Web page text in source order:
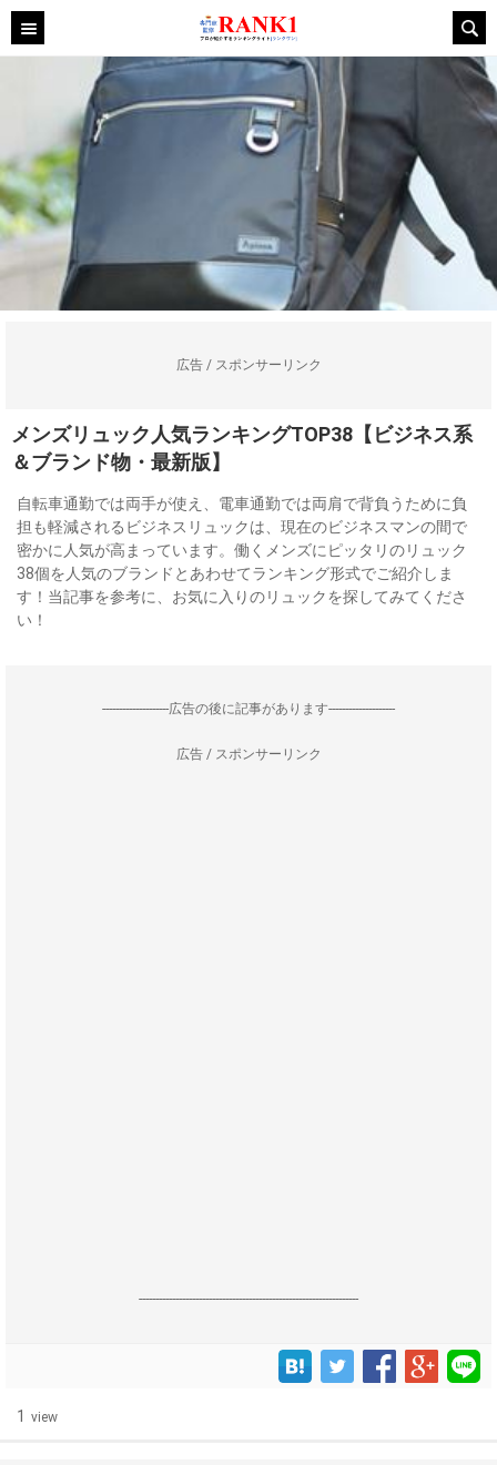
広告 / スポンサーリンク
メンズリュック人気ランキングTOP38【ビジネス系
＆ブランド物・最新版】
自転車通勤では両手が使え、電車通勤では両肩で背負うために負
担も軽減されるビジネスリュックは、現在のビジネスマンの間で
密かに人気が高まっています。働くメンズにピッタリのリュック
38個を人気のブランドとあわせてランキング形式でご紹介しま
す！当記事を参考に、お気に入りのリュックを探してみてくださ
い！
--------------------広告の後に記事があります--------------------
広告 / スポンサーリンク
------------------------------------------------------------------
1 view